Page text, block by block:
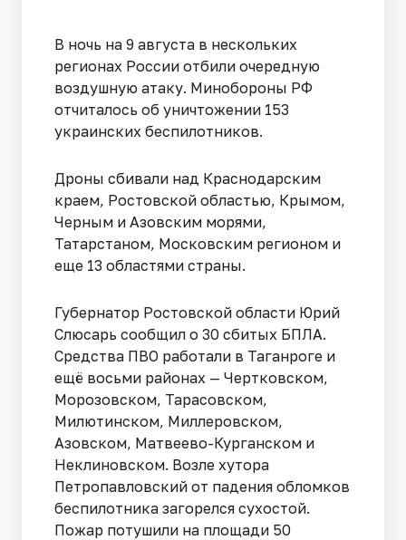
В ночь на 9 августа в нескольких
регионах России отбили очередную
воздушную атаку. Минобороны РФ
отчиталось об уничтожении 153
украинских беспилотников.
Дроны сбивали над Краснодарским
краем, Ростовской областью, Крымом,
Черным и Азовским морями,
Татарстаном, Московским регионом и
еще 13 областями страны.
Губернатор Ростовской области Юрий
Слюсарь сообщил о 30 сбитых БПЛА.
Средства ПВО работали в Таганроге и
ещё восьми районах — Чертковском,
Морозовском, Тарасовском,
Милютинском, Миллеровском,
Азовском, Матвеево-Курганском и
Неклиновском. Возле хутора
Петропавловский от падения обломков
беспилотника загорелся сухостой.
Пожар потушили на площади 50